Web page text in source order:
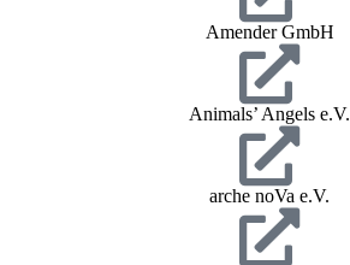
Amender GmbH
Animals’ Angels e.V.
arche noVa e.V.